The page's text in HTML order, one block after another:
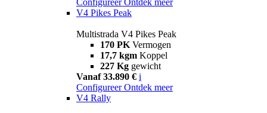
V4 Pikes Peak
Multistrada V4 Pikes Peak
170 PK Vermogen
17,7 kgm Koppel
227 Kg gewicht
Vanaf 33.890 € i
Configureer Ontdek meer
V4 Rally